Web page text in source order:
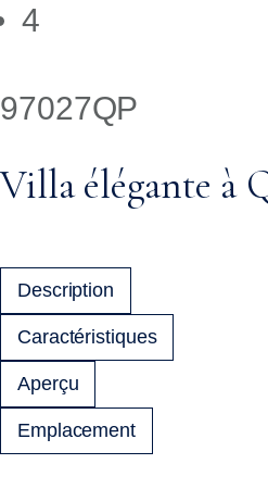
4
97027QP
Villa élégante à
Description
Caractéristiques
Aperçu
Emplacement